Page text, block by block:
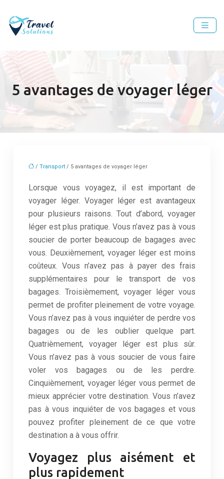
5 avantages de voyager léger
/ Transport / 5 avantages de voyager léger
Lorsque vous voyagez, il est important de
voyager léger. Voyager léger est avantageux
pour plusieurs raisons. Tout d’abord, voyager
léger est plus pratique. Vous n’avez pas à vous
soucier de porter beaucoup de bagages avec
vous. Deuxièmement, voyager léger est moins
coûteux. Vous n’avez pas à payer des frais
supplémentaires pour le transport de vos
bagages. Troisièmement, voyager léger vous
permet de profiter pleinement de votre voyage.
Vous n’avez pas à vous inquiéter de perdre vos
bagages ou de les oublier quelque part.
Quatrièmement, voyager léger est plus sûr.
Vous n’avez pas à vous soucier de vous faire
voler vos bagages ou de les perdre.
Cinquièmement, voyager léger vous permet de
mieux apprécier votre destination. Vous n’avez
pas à vous inquiéter de vos bagages et vous
pouvez profiter pleinement de ce que votre
destination a à vous offrir.
Voyagez plus aisément et
plus rapidement